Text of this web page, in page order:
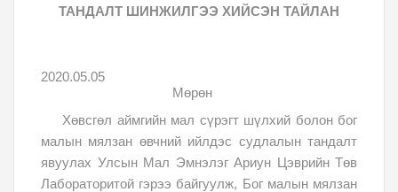
ТАНДАЛТ ШИНЖИЛГЭЭ ХИЙСЭН ТАЙЛАН
2020.05.05
Мөрөн
Хөвсгөл аймгийн мал сүрэгт шүлхий болон бог
малын мялзан өвчний ийлдэс судлалын тандалт
явуулах Улсын Мал Эмнэлэг Ариун Цэврийн Төв
Лабораторитой гэрээ байгуулж, Бог малын мялзан